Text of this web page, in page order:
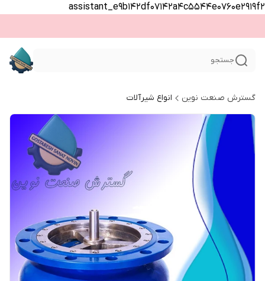
assistant_e9b142df07142a4c5544e0760e2919f2
جستجو
گسترش صنعت نوین انواع شیرآلات